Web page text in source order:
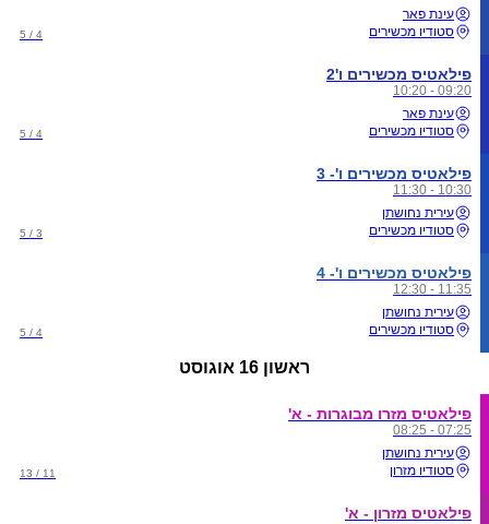
עינת פאר
סטודיו מכשירים
4 / 5
פילאטיס מכשירים ו'2
09:20 - 10:20
עינת פאר
סטודיו מכשירים
4 / 5
פילאטיס מכשירים ו'- 3
10:30 - 11:30
עירית נחושתן
סטודיו מכשירים
3 / 5
פילאטיס מכשירים ו'- 4
11:35 - 12:30
עירית נחושתן
סטודיו מכשירים
4 / 5
ראשון 16 אוגוסט
פילאטיס מזרו מבוגרות - א'
07:25 - 08:25
עירית נחושתן
סטודיו מזרון
11 / 13
פילאטיס מזרון - א'